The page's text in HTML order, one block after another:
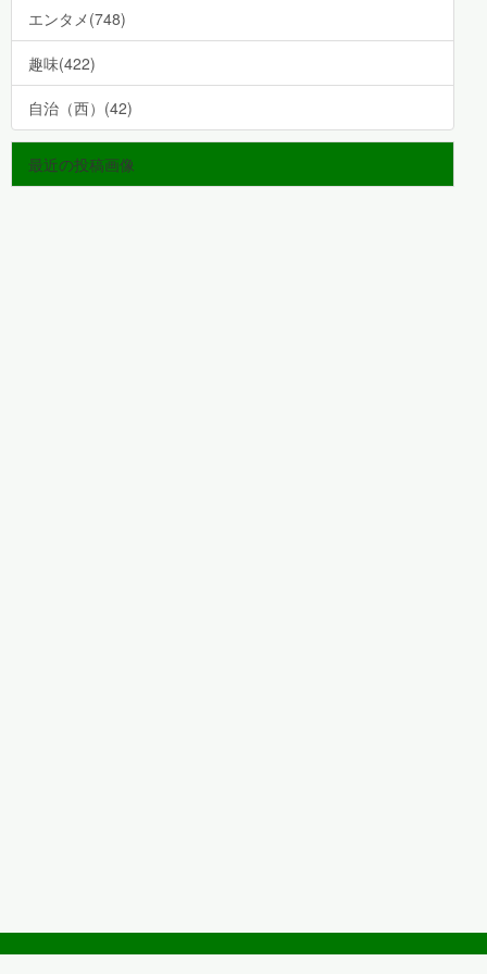
エンタメ(748)
趣味(422)
自治（西）(42)
最近の投稿画像